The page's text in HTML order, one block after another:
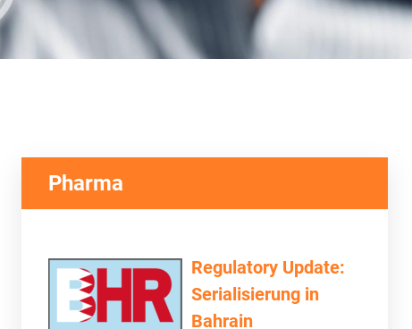
Pharma
Regulatory Update:
Serialisierung in
Bahrain